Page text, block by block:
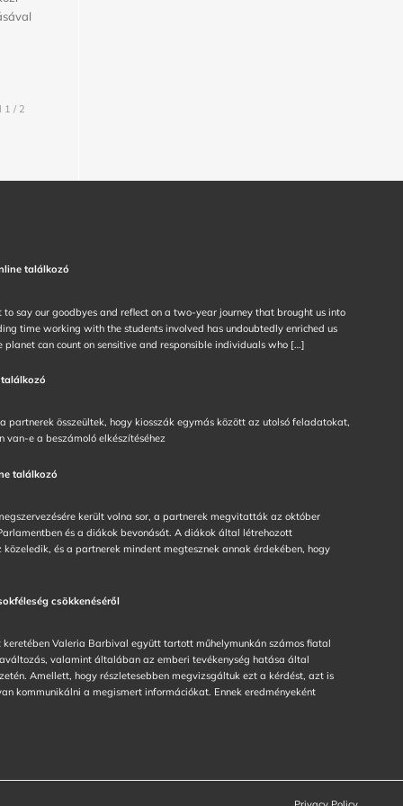
1 / 2
találkozó
say our goodbyes and reflect on a two-year journey that brought us into
time working with the students involved has undoubtedly enriched us
can count on sensitive and responsible individuals who […]
partnerek összeültek, hogy kiosszák egymás között az utolsó feladatokat,
van-e a beszámoló elkészítéséhez
találkozó
került volna sor, a partnerek megvitatták az október
és a diákok bevonását. A diákok által létrehozott
és a partnerek mindent megtesznek annak érdekében, hogy
csökkenéséről
Valeria Barbival együtt tartott műhelymunkán számos fiatal
valamint általában az emberi tevékenység hatása által
Amellett, hogy részletesebben megvizsgáltuk ezt a kérdést, azt is
kommunikálni a megismert információkat. Ennek eredményeként